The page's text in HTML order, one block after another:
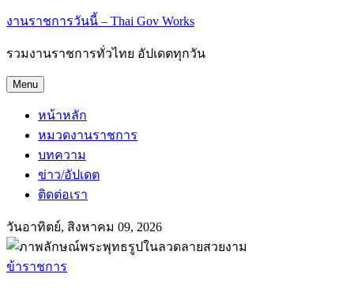
งานราชการวันนี้ – Thai Gov Works
รวมงานราชการทั่วไทย อัปเดตทุกวัน
Menu
หน้าหลัก
หมวดงานราชการ
บทความ
ข่าว/อัปเดต
ติดต่อเรา
วันอาทิตย์, สิงหาคม 09, 2026
ข้าราชการ